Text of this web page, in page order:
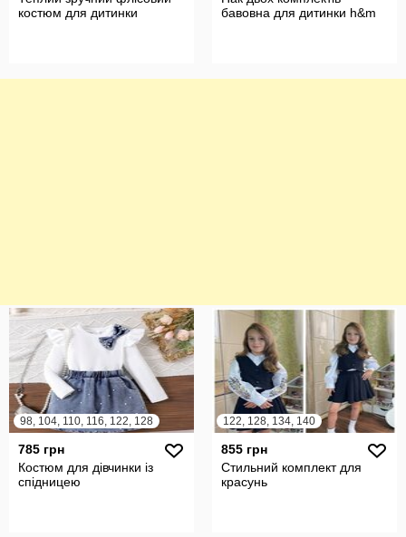
костюм для дитинки
бавовна для дитинки h&m
98, 104, 110, 116, 122, 128
785 грн
Костюм для дівчинки із
спідницею
122, 128, 134, 140
855 грн
Стильний комплект для
красунь